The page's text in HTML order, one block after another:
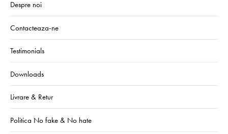
Despre noi
Contacteaza-ne
Testimonials
Downloads
Livrare & Retur
Politica No fake & No hate